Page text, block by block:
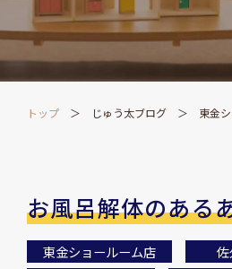
トップ じゅう太ブログ 東金
お風呂解体のある
東金ショールーム店